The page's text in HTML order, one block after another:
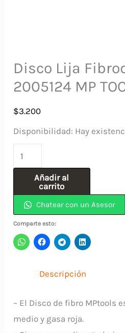
Disco Lija
2005124 MP
$3.200
Disponibilidad: Hay
Lija
Fibrodisco
7"
#35
2005124
MP
cantidad
Añadir al
carrito
Chatear con un Asesor
Comparte esto:
Descripción
– El Disco de fibro MPtools
medio y gasa roja.